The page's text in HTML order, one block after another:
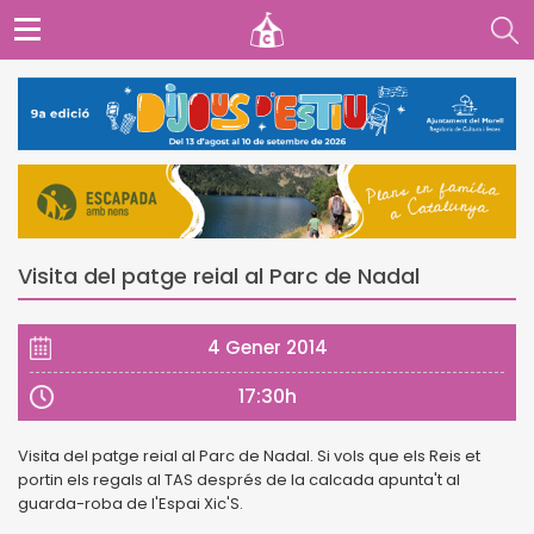
Visita del patge reial al Parc de Nadal
4 Gener 2014
17:30h
Visita del patge reial al Parc de Nadal. Si vols que els Reis et
portin els regals al TAS després de la calcada apunta't al
guarda-roba de l'Espai Xic'S.